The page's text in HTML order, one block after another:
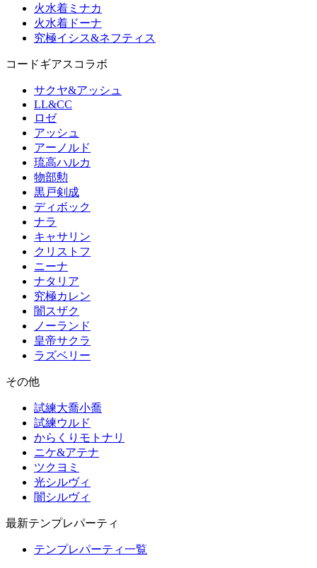
火水着ミナカ
火水着ドーナ
究極イシス&ネフティス
コードギアスコラボ
サクヤ&アッシュ
LL&CC
ロゼ
アッシュ
アーノルド
琉高ハルカ
物部勲
黒戸剣成
ディボック
ナラ
キャサリン
クリストフ
ニーナ
ナタリア
究極カレン
闇スザク
ノーランド
皇帝サクラ
ラズベリー
その他
試練大喬小喬
試練ウルド
からくりモトナリ
ニケ&アテナ
ツクヨミ
光シルヴィ
闇シルヴィ
最新テンプレパーティ
テンプレパーティ一覧